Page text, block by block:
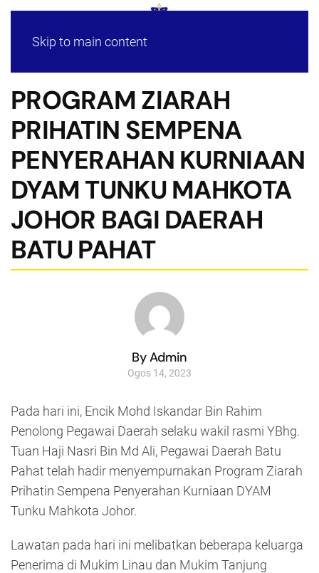
Skip to main content
PROGRAM ZIARAH
PRIHATIN SEMPENA
PENYERAHAN KURNIAAN
DYAM TUNKU MAHKOTA
JOHOR BAGI DAERAH
BATU PAHAT
By Admin
Ogos 14, 2023
Pada hari ini, Encik Mohd Iskandar Bin Rahim
Penolong Pegawai Daerah selaku wakil rasmi YBhg.
Tuan Haji Nasri Bin Md Ali, Pegawai Daerah Batu
Pahat telah hadir menyempurnakan Program Ziarah
Prihatin Sempena Penyerahan Kurniaan DYAM
Tunku Mahkota Johor.
Lawatan pada hari ini melibatkan beberapa keluarga
Penerima di Mukim Linau dan Mukim Tanjung